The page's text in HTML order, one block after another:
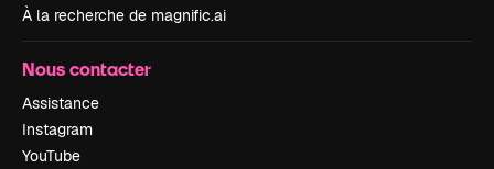
À la recherche de magnific.ai
Nous contacter
Assistance
Instagram
YouTube